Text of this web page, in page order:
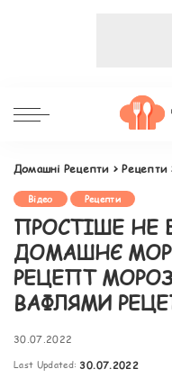
Домашні Рецепти >Рецепти
Відео Рецепти
ПРОСТІШЕ НЕ
ДОМАШНЄ
РЕЦЕПТ
ВАФЛЯМИ
30.07.2022
Last Updated: 30.07.2022